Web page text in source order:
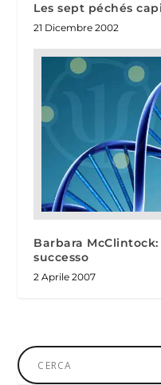
Les sept péchés
21 Dicembre 2002
Barbara
successo
2 Aprile 2007